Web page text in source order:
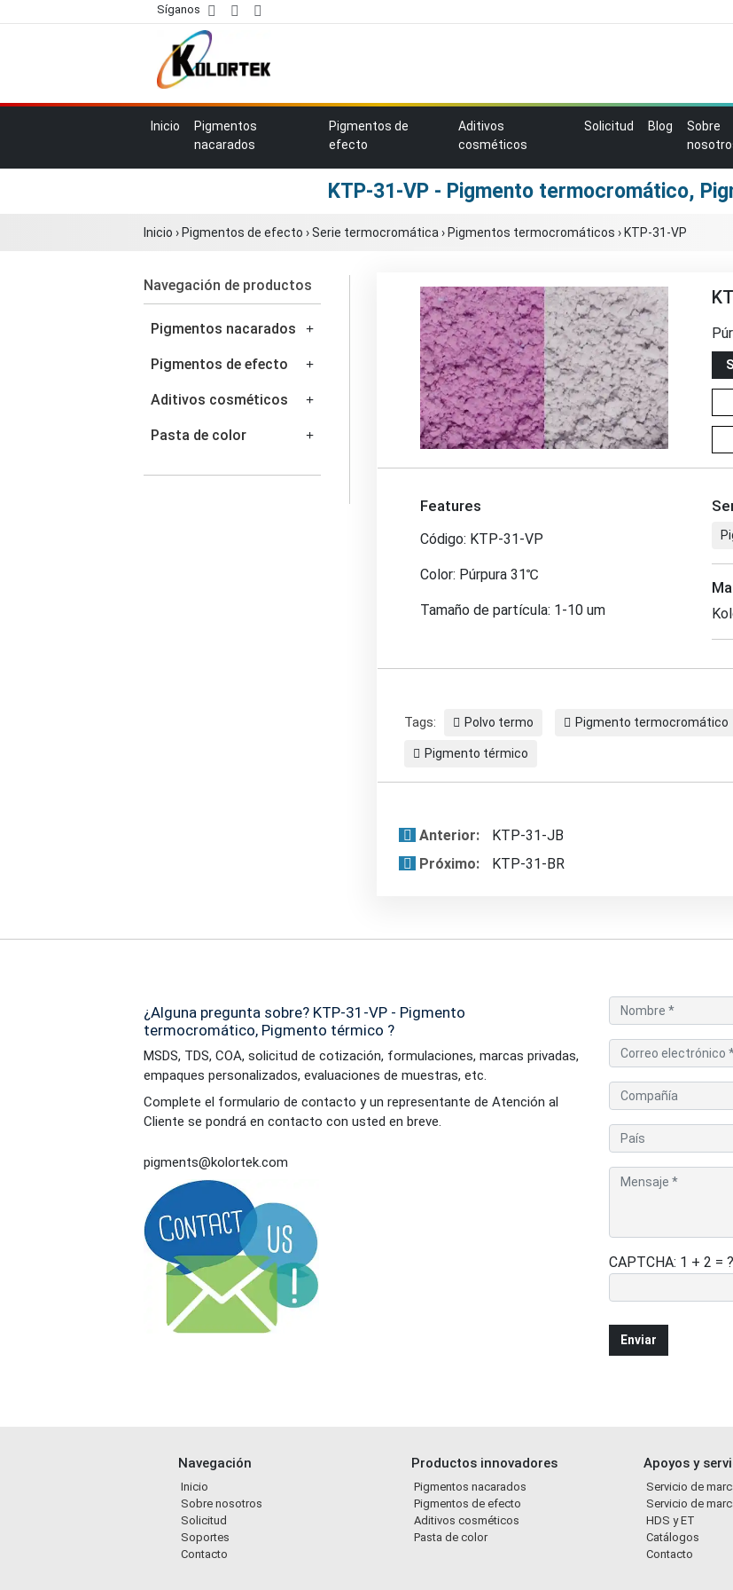
Síganos
Inicio
Pigmentos
nacarados
Pigmentos de
efecto
Aditivos
cosméticos
Solicitud Blog
Sobre
KTP-31-VP - Pigmento termocromático,
Inicio › Pigmentos de efecto ›Serie termocromática › Pigmentos termocromáticos › KTP-31-VP
Navegación de productos
Pigmentos nacarados
Pigmentos de efecto
Aditivos cosméticos
Pasta de color
Features
Código: KTP-31-VP
Color: Púrpura 31℃
Tamaño de partícula: 1-10 um
Tags: Polvo termo Pigmento termocromático
Pigmento térmico
Anterior:
KTP-31-JB
Próximo:
KTP-31-BR
¿Alguna pregunta sobre? KTP-31-VP - Pigmento
termocromático, Pigmento térmico ?
MSDS, TDS, COA, solicitud de cotización, formulaciones, marcas privadas,
empaques personalizados, evaluaciones de muestras, etc.
Complete el formulario de contacto y un representante de Atención al
Cliente se pondrá en contacto con usted en breve.
pigments@kolortek.com
CAPTCHA: 1 + 2 = ?
Navegación
Inicio
Sobre nosotros
Solicitud
Soportes
Contacto
Productos innovadores
Pigmentos nacarados
Pigmentos de efecto
Aditivos cosméticos
Pasta de color
Apoyos y
Servicio de
Servicio de
HDS y ET
Catálogos
Contacto